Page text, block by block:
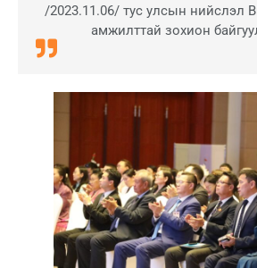
/2023.11.06/ тус улсын нийслэл
амжилттай зохион